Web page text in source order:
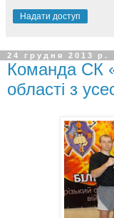
Надати доступ
24 грудня 2013 р.
Команда СК
області з